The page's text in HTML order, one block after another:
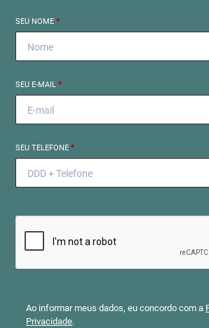
SEU NOME*
SEU E-MAIL*
SEU TELEFONE*
Ao informar meus dados, eu concordo com a
Privacidade.